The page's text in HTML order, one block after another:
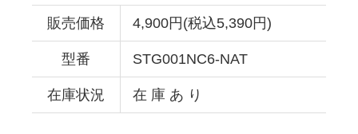
販売価格 4,900円(税込5,390円)
型番 STG001NC6-NAT
在庫状況 在 庫 あ り